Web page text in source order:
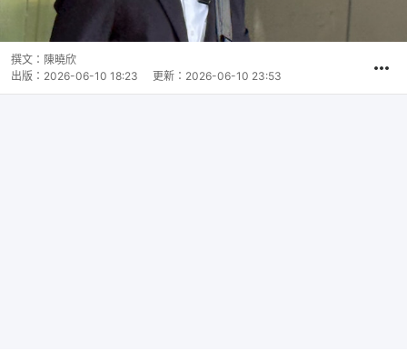
撰文： 陳曉欣
出版： 2026-06-10 18:23 更新： 2026-06-10 23:53